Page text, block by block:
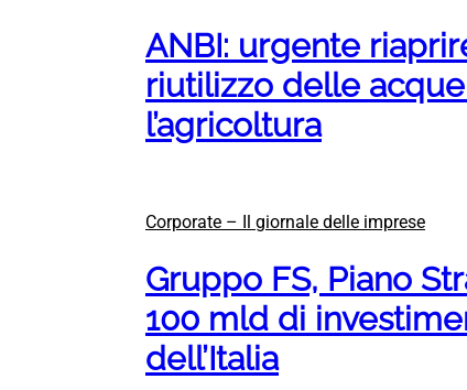
ANBI: urgente
riutilizzo delle
l’agricoltura
Corporate – Il giornale delle imprese
Gruppo FS, Piano
100 mld di
dell’Italia